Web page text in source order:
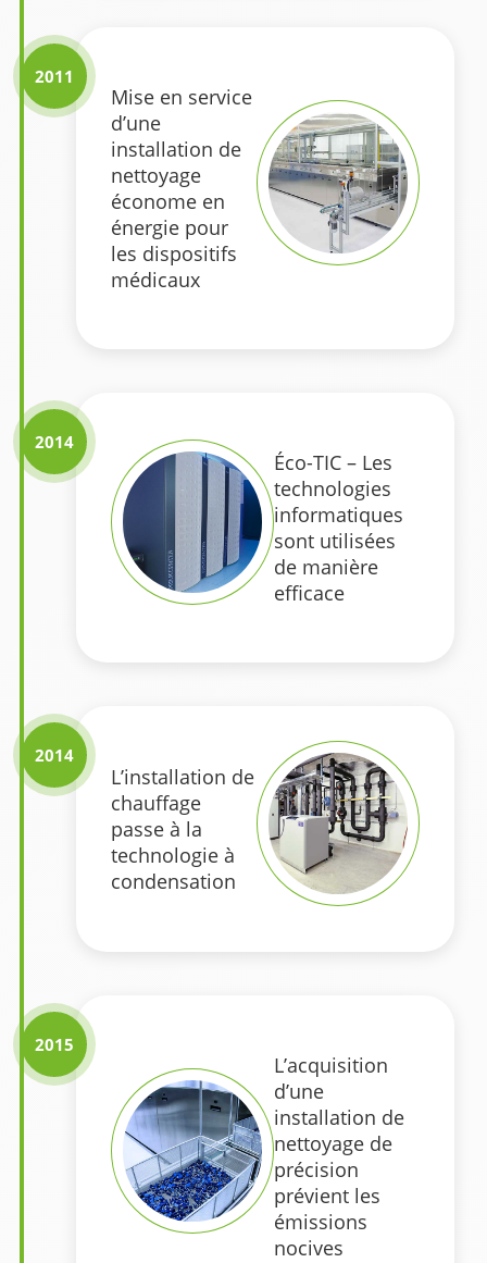
2011
Mise en service
d’une
installation de
nettoyage
économe en
énergie pour
les dispositifs
médicaux
2014
Éco-TIC – Les
technologies
informatiques
sont utilisées
de manière
efficace
2014
L’installation de
chauffage
passe à la
technologie à
condensation
2015
L’acquisition
d’une
installation de
nettoyage de
précision
prévient les
émissions
nocives